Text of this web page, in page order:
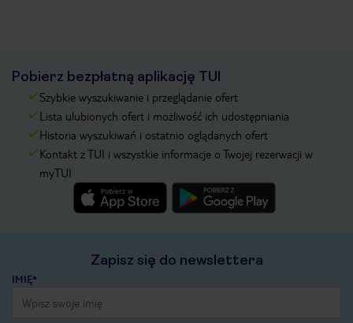
Pobierz bezpłatną aplikację TUI
Szybkie wyszukiwanie i przeglądanie ofert
Lista ulubionych ofert i możliwość ich udostępniania
Historia wyszukiwań i ostatnio oglądanych ofert
Kontakt z TUI i wszystkie informacje o Twojej rezerwacji w
myTUI
Zapisz się do newslettera
IMIĘ*